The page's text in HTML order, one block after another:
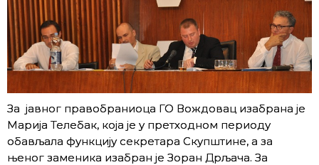
За јавног правобраниоца ГО Вождовац изабрана је
Марија Телебак, која је у претходном периоду
обављала функцију секретара Скупштине, а за
њеног заменика изабран је Зоран Дрљача. За